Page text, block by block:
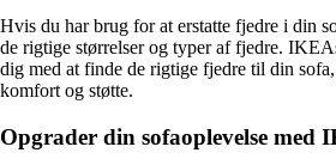
Hvis du har brug for at erstatte fjedre i din
de rigtige størrelser og typer af fjedre.
dig med at finde de rigtige fjedre til din
komfort og støtte.
Opgrader din sofaoplevelse med